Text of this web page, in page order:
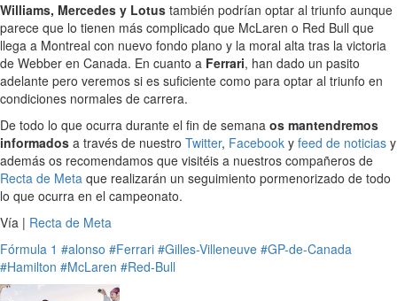
Williams, Mercedes y Lotus también podrían optar al triunfo aunque
parece que lo tienen más complicado que McLaren o Red Bull que
llega a Montreal con nuevo fondo plano y la moral alta tras la victoria
de Webber en Canada. En cuanto a Ferrari, han dado un pasito
adelante pero veremos si es suficiente como para optar al triunfo en
condiciones normales de carrera.
De todo lo que ocurra durante el fin de semana os mantendremos
informados a través de nuestro Twitter, Facebook y feed de noticias y
además os recomendamos que visitéis a nuestros compañeros de
Recta de Meta que realizarán un seguimiento pormenorizado de todo
lo que ocurra en el campeonato.
Vía | Recta de Meta
Fórmula 1 #alonso #Ferrari #Gilles-Villeneuve #GP-de-Canada
#Hamilton #McLaren #Red-Bull